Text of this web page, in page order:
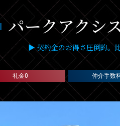
パークアクシ
▶ 契約金のお得さ圧倒的。
礼金0 仲介手数